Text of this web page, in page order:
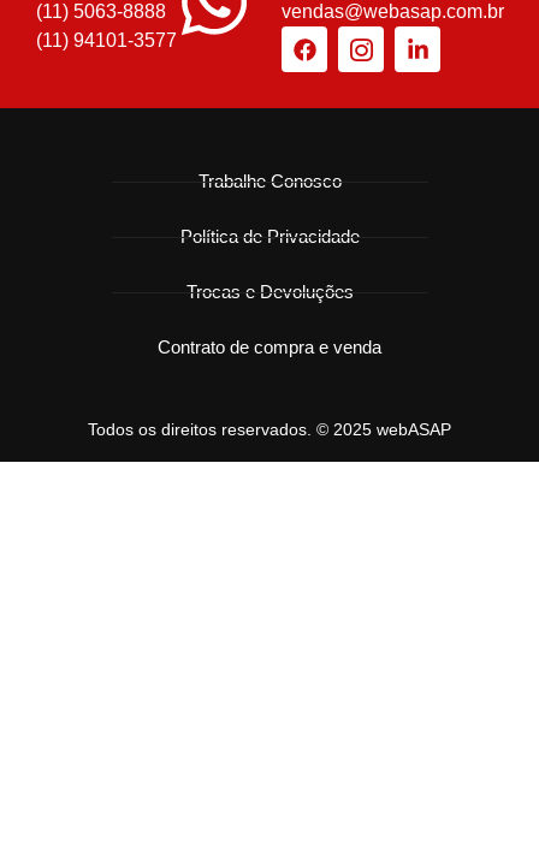
(11) 5063-8888
(11) 94101-3577
vendas@webasap.com.br
Todos os direitos reservados. © 2025 webASAP
Trabalhe Conosco
Política de Privacidade
Trocas e Devoluções
Contrato de compra e venda